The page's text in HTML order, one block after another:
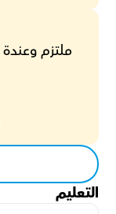
التعليم